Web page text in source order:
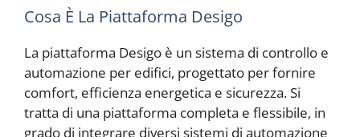
Cosa È La Piattaforma Desigo
La piattaforma Desigo è un sistema di controllo e
automazione per edifici, progettato per fornire
comfort, efficienza energetica e sicurezza. Si
tratta di una piattaforma completa e flessibile, in
grado di integrare diversi sistemi di automazione